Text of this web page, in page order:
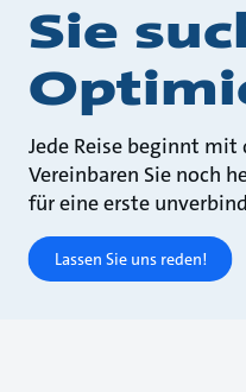
Sie
Jede Reise beginnt
Vereinbaren Sie noch
für eine erste
Lassen Sie uns reden!